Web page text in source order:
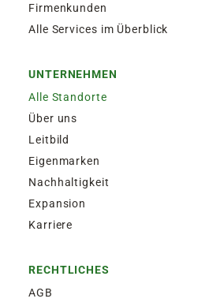
Firmenkunden
Alle Services im Überblick
UNTERNEHMEN
Alle Standorte
Über uns
Leitbild
Eigenmarken
Nachhaltigkeit
Expansion
Karriere
RECHTLICHES
AGB